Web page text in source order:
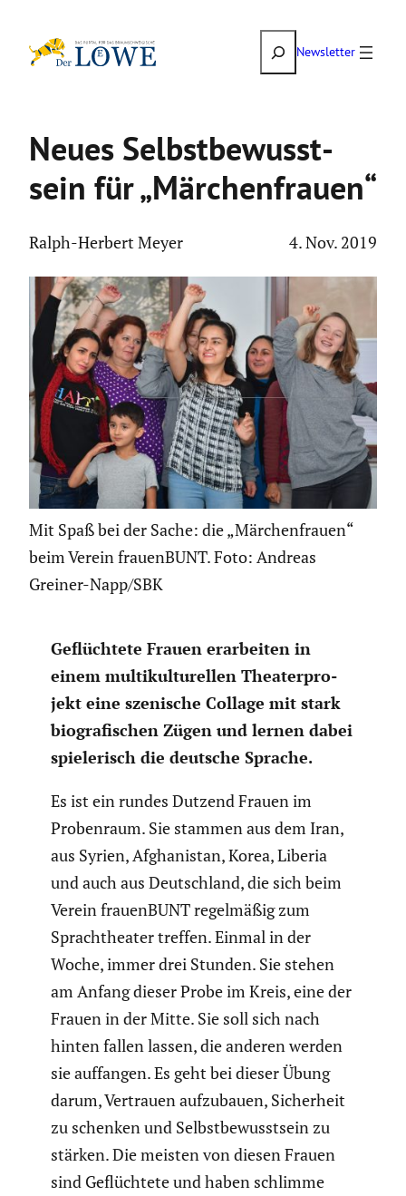
Inhalt
SuchenNewsletter
Neues Selbst­be­wusst­
sein für „Märchen­frauen“
Ralph-Herbert Meyer 4. Nov. 2019
Mit Spaß bei der Sache: die „Märchenfrauen“
beim Verein frauenBUNT. Foto: Andreas
Greiner-Napp/SBK
Geflüch­tete Frauen erarbeiten in
einem multi­kul­tu­rellen Theater­pro­
jekt eine szenische Collage mit stark
biogra­fi­schen Zügen und lernen dabei
spiele­risch die deutsche Sprache.
Es ist ein rundes Dutzend Frauen im
Proben­raum. Sie stammen aus dem Iran,
aus Syrien, Afgha­ni­stan, Korea, Liberia
und auch aus Deutsch­land, die sich beim
Verein frauen­BUNT regel­mäßig zum
Sprach­theater treffen. Einmal in der
Woche, immer drei Stunden. Sie stehen
am Anfang dieser Probe im Kreis, eine der
Frauen in der Mitte. Sie soll sich nach
hinten fallen lassen, die anderen werden
sie auffangen. Es geht bei dieser Übung
darum, Vertrauen aufzu­bauen, Sicher­heit
zu schenken und Selbst­be­wusst­sein zu
stärken. Die meisten von diesen Frauen
sind Geflüch­tete und haben schlimme